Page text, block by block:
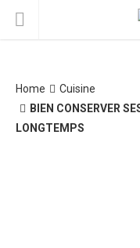
Home
Cuisine
BIEN CONSERVER
LONGTEMPS